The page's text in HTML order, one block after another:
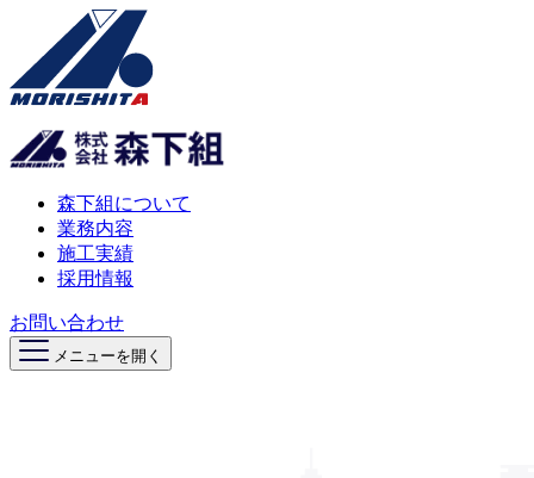
森下組について
業務内容
施工実績
採用情報
お問い合わせ
メニューを開く